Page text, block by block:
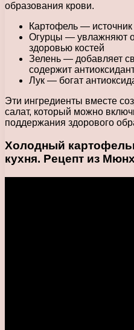
образования крови.
Картофель — источник
Огурцы — увлажняют
здоровью костей
Зелень — добавляет
содержит
Лук — богат
Эти ингредиенты вместе
салат, который можно
поддержания здорового
Холодный
кухня. Рецепт из